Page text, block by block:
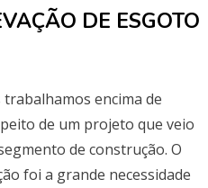
DE ESGOTO
encima de
de um projeto que veio
de construção. O
foi a grande necessidade